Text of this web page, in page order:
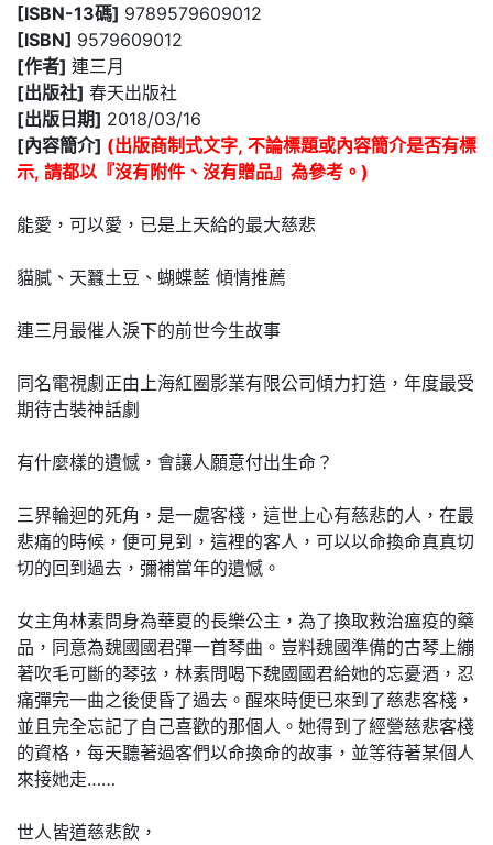
[ISBN-13碼] 9789579609012
[ISBN] 9579609012
[作者] 連三月
[出版社] 春天出版社
[出版日期] 2018/03/16
[內容簡介] (出版商制式文字, 不論標題或內容簡介是否有標
示, 請都以『沒有附件、沒有贈品』為參考。)
能愛，可以愛，已是上天給的最大慈悲
貓膩、天蠶土豆、蝴蝶藍 傾情推薦
連三月最催人淚下的前世今生故事
同名電視劇正由上海紅圈影業有限公司傾力打造，年度最受
期待古裝神話劇
有什麼樣的遺憾，會讓人願意付出生命？
三界輪迴的死角，是一處客棧，這世上心有慈悲的人，在最
悲痛的時候，便可見到，這裡的客人，可以以命換命真真切
切的回到過去，彌補當年的遺憾。
女主角林素問身為華夏的長樂公主，為了換取救治瘟疫的藥
品，同意為魏國國君彈一首琴曲。豈料魏國準備的古琴上繃
著吹毛可斷的琴弦，林素問喝下魏國國君給她的忘憂酒，忍
痛彈完一曲之後便昏了過去。醒來時便已來到了慈悲客棧，
並且完全忘記了自己喜歡的那個人。她得到了經營慈悲客棧
的資格，每天聽著過客們以命換命的故事，並等待著某個人
來接她走……
世人皆道慈悲飲，